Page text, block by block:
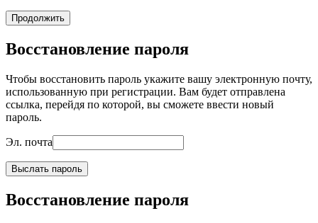
Продолжить
Восстановление пароля
Чтобы восстановить пароль укажите вашу электронную почту,
использованную при регистрации. Вам будет отправлена
ссылка, перейдя по которой, вы сможете ввести новый
пароль.
Эл. почта
Выслать пароль
Восстановление пароля